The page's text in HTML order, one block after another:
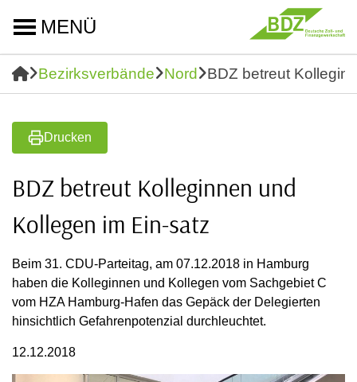
MENÜ
Bezirksverbände Nord BDZ betreut
Drucken
BDZ betreut Kolleginnen und
Kollegen im Ein-satz
Beim 31. CDU-Parteitag, am 07.12.2018 in Hamburg
haben die Kolleginnen und Kollegen vom Sachgebiet C
vom HZA Hamburg-Hafen das Gepäck der Delegierten
hinsichtlich Gefahrenpotenzial durchleuchtet.
12.12.2018